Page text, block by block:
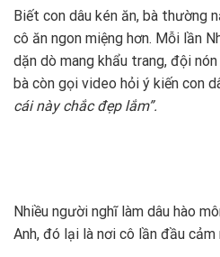
Biết con dâu kén ăn, bà thường
cô ăn ngon miệng hơn. Mỗi lần
dặn dò mang khẩu trang, đội
bà còn gọi video hỏi ý kiến con
cái này chắc đẹp lắm”.
Nhiều người nghĩ làm dâu hào
Anh, đó lại là nơi cô lần đầu